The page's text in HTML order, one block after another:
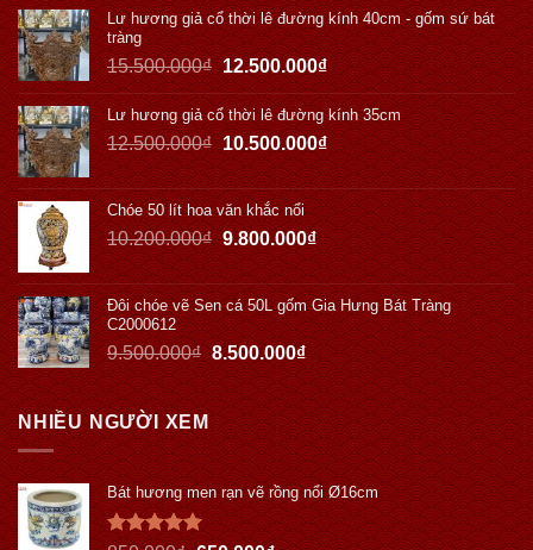
Lư hương giả cổ thời lê đường kính 40cm - gốm sứ bát
tràng
15.500.000₫ 12.500.000₫
Lư hương giả cổ thời lê đường kính 35cm
12.500.000₫ 10.500.000₫
Chóe 50 lít hoa văn khắc nổi
10.200.000₫ 9.800.000₫
Đôi chóe vẽ Sen cá 50L gốm Gia Hưng Bát Tràng
C2000612
9.500.000₫ 8.500.000₫
NHIỀU NGƯỜI XEM
Bát hương men rạn vẽ rồng nổi Ø16cm